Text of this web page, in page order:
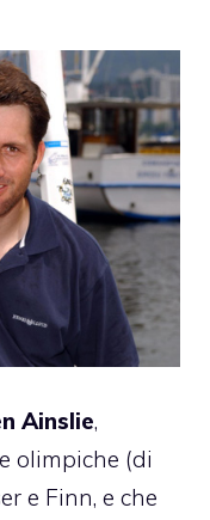
Ainslie,
olimpiche (di
e Finn, e che